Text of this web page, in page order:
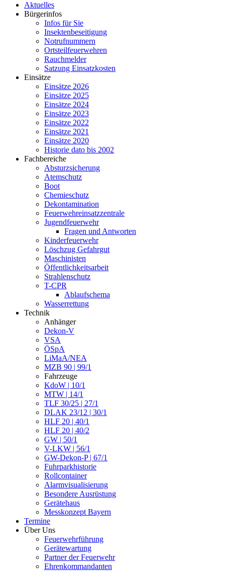
Aktuelles
Bürgerinfos
Infos für Sie
Insektenbeseitigung
Notrufnummern
Ortsteilfeuerwehren
Rauchmelder
Satzung Einsatzkosten
Einsätze
Einsätze 2026
Einsätze 2025
Einsätze 2024
Einsätze 2023
Einsätze 2022
Einsätze 2021
Einsätze 2020
Historie dato bis 2002
Fachbereiche
Absturzsicherung
Atemschutz
Boot
Chemieschutz
Dekontamination
Feuerwehreinsatzzentrale
Jugendfeuerwehr
Fragen und Antworten
Kinderfeuerwehr
Löschzug Gefahrgut
Maschinisten
Öffentlichkeitsarbeit
Strahlenschutz
T-CPR
Ablaufschema
Wasserrettung
Technik
Anhänger
Dekon-V
VSA
ÖSpA
LiMaA/NEA
MZB 90 | 99/1
Fahrzeuge
KdoW | 10/1
MTW | 14/1
TLF 30/25 | 27/1
DLAK 23/12 | 30/1
HLF 20 | 40/1
HLF 20 | 40/2
GW | 50/1
V-LKW | 56/1
GW-Dekon-P | 67/1
Fuhrparkhistorie
Rollcontainer
Alarmvisualisierung
Besondere Ausrüstung
Gerätehaus
Messkonzept Bayern
Termine
Über Uns
Feuerwehrführung
Gerätewartung
Partner der Feuerwehr
Ehrenkommandanten